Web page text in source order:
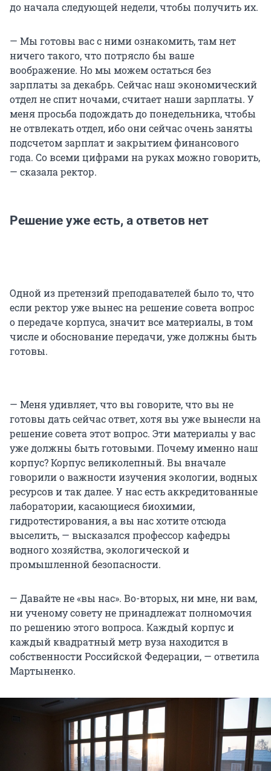
до начала следующей недели, чтобы получить их.
— Мы готовы вас с ними ознакомить, там нет
ничего такого, что потрясло бы ваше
воображение. Но мы можем остаться без
зарплаты за декабрь. Сейчас наш экономический
отдел не спит ночами, считает наши зарплаты. У
меня просьба подождать до понедельника, чтобы
не отвлекать отдел, ибо они сейчас очень заняты
подсчетом зарплат и закрытием финансового
года. Со всеми цифрами на руках можно говорить,
— сказала ректор.
Решение уже есть, а ответов нет
Одной из претензий преподавателей было то, что
если ректор уже вынес на решение совета вопрос
о передаче корпуса, значит все материалы, в том
числе и обоснование передачи, уже должны быть
готовы.
— Меня удивляет, что вы говорите, что вы не
готовы дать сейчас ответ, хотя вы уже вынесли на
решение совета этот вопрос. Эти материалы у вас
уже должны быть готовыми. Почему именно наш
корпус? Корпус великолепный. Вы вначале
говорили о важности изучения экологии, водных
ресурсов и так далее. У нас есть аккредитованные
лаборатории, касающиеся биохимии,
гидротестирования, а вы нас хотите отсюда
выселить, — высказался профессор кафедры
водного хозяйства, экологической и
промышленной безопасности.
— Давайте не «вы нас». Во-вторых, ни мне, ни вам,
ни ученому совету не принадлежат полномочия
по решению этого вопроса. Каждый корпус и
каждый квадратный метр вуза находится в
собственности Российской Федерации, — ответила
Мартыненко.